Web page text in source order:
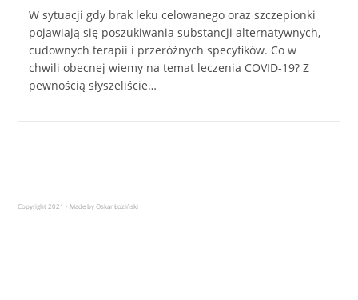
W sytuacji gdy brak leku celowanego oraz szczepionki
pojawiają się poszukiwania substancji alternatywnych,
cudownych terapii i przeróżnych specyfików. Co w
chwili obecnej wiemy na temat leczenia COVID-19? Z
pewnością słyszeliście…
Copyright 2021 - Made by Oskar Łoziński